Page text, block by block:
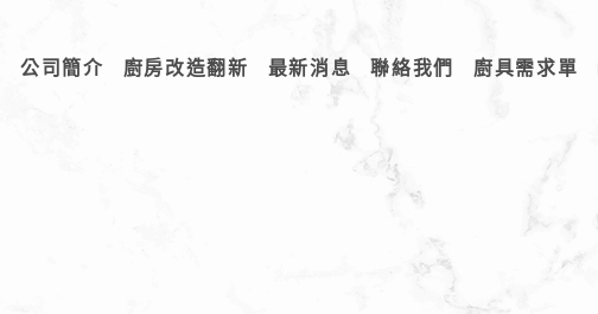
公司簡介 廚房改造翻新 最新消息 聯絡我們 廚具需求單